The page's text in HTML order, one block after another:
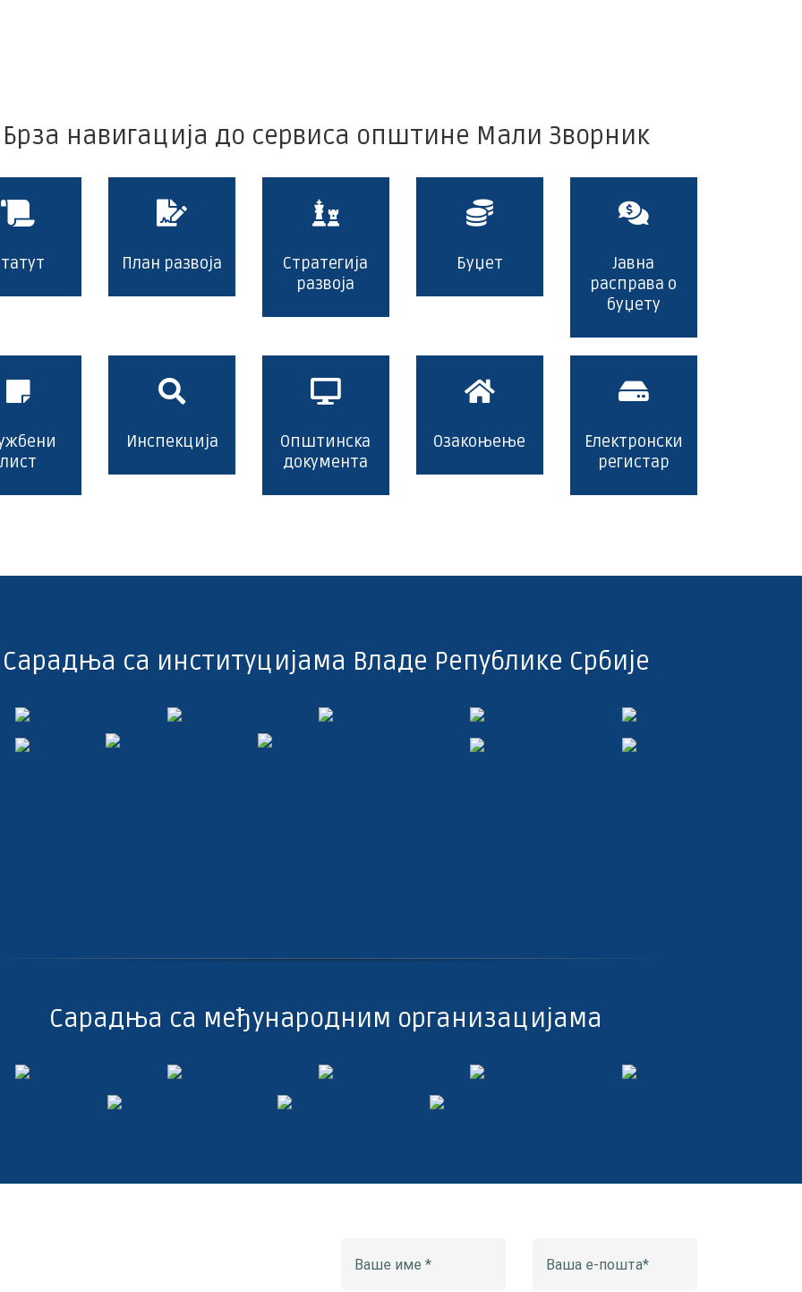
Брза навигација до сервиса општине Мали Зворник
План развоја
Стратегија
развоја
Буџет
Јавна
расправа о
буџету
лист
Инспекција
Општинска
документа
Озакоњење
Електронски
регистар
Сарадња са институцијама Владе Републике Србије
Сарадња са међународним организацијама